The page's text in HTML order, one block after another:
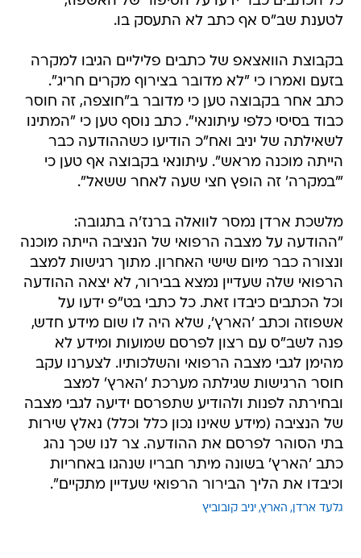
לטענת שב"ס אף כתב לא התעסק בו.
בקבוצת הוואצאפ של כתבים פליליים הגיבו למקרה
בזעם ואמרו כי "לא מדובר בצירוף מקרים חריג".
כתב אחר בקבוצה טען כי מדובר ב"חוצפה, זה חוסר
כבוד בסיסי כלפי עיתונאי". כתב נוסף טען כי "המתינו
לשאילתה של יניב ואח"כ הודיעו כשההודעה כבר
הייתה מוכנה מראש". עיתונאי בקבוצה אף טען כי
"'במקרה' זה הופץ חצי שעה לאחר ששאל".
מלשכת ארדן נמסר לוואלה ברנז'ה בתגובה:
"ההודעה על מצבה הרפואי של הנציבה הייתה מוכנה
ונצורה כבר מיום שישי האחרון. מתוך רגישות למצב
הרפואי שלה שעדיין נמצא בבירור, לא יצאה ההודעה
וכל הכתבים כיבדו זאת. כל כתבי בט"פ ידעו על
אשפוזה וכתב 'הארץ', שלא היה לו שום מידע חדש,
פנה לשב"ס עם רצון לפרסם שמועות ומידע לא
מהימן לגבי מצבה הרפואי והשלכותיו. לצערנו עקב
חוסר הרגישות שגילתה מערכת 'הארץ' למצב
ובחירתה לפנות ולהודיע שתפרסם ידיעה לגבי מצבה
של הנציבה (מידע שאינו נכון כלל וכלל) נאלץ שירות
בתי הסוהר לפרסם את ההודעה. צר לנו שכך נהג
כתב 'הארץ' בשונה מיתר חבריו שנהגו באחריות
וכיבדו את הליך הבירור הרפואי שעדיין מתקיים".
גלעד ארדן הארץ יניב קובוביץ